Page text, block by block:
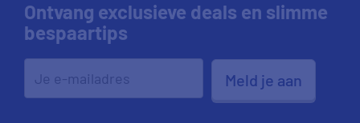
Ontvang exclusieve deals en slimme
bespaartips
Meld je aan